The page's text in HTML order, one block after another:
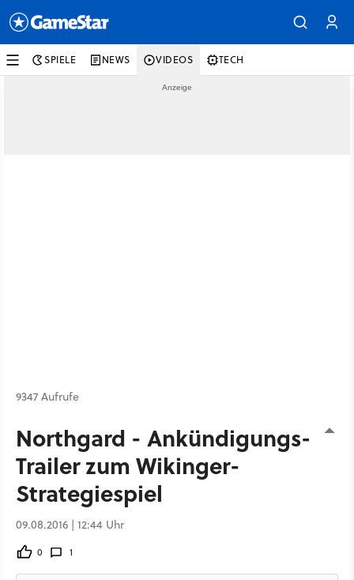
SPIELE NEWS VIDEOS TECH
9347 Aufrufe
Northgard - Ankündigungs-
Trailer zum Wikinger-
Strategiespiel
09.08.2016 | 12:44 Uhr
0 1